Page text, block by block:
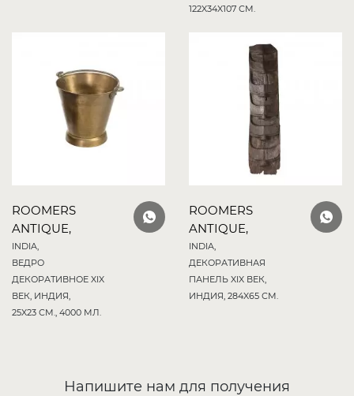
122X34X107 СМ.
ROOMERS
ANTIQUE,
INDIA,
ВЕДРО
ДЕКОРАТИВНОЕ XIX
ВЕК, ИНДИЯ,
25X23 СМ., 4000 МЛ.
ROOMERS
ANTIQUE,
INDIA,
ДЕКОРАТИВНАЯ
ПАНЕЛЬ XIX ВЕК,
ИНДИЯ, 284X65 СМ.
Напишите нам для получения